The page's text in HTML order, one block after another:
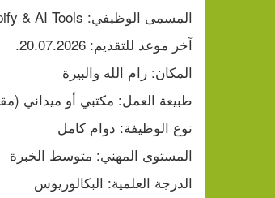
المسمى الوظيفي: Full Stack Web Developer – WordPress, Shopify & AI Tools
آخر موعد للتقديم: 20.07.2026.
المكان: رام الله والبيرة
طبيعة العمل: مكتبي أو ميداني
نوع الوظيفة: دوام كامل
المستوى المهني: متوسط الخبرة
الدرجة العلمية: البكالوريوس